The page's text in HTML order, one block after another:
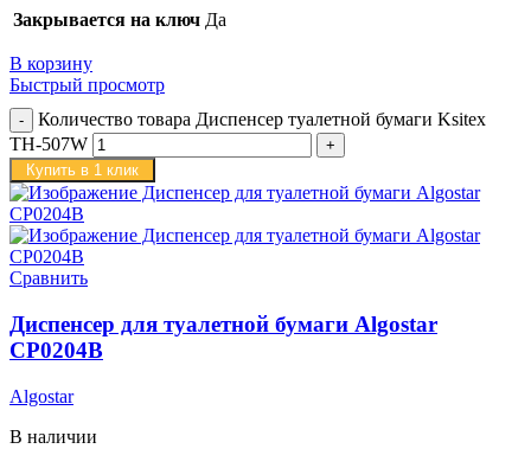
Закрывается на ключ Да
В корзину
Быстрый просмотр
Количество товара Диспенсер туалетной бумаги Ksitex
TH-507W
Купить в 1 клик
Сравнить
Диспенсер для туалетной бумаги Algostar
CP0204B
Algostar
В наличии